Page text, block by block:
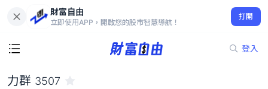
財富自由
立即使用APP，開啟您的股市智慧導航！
打開
登入
-
力群 3507